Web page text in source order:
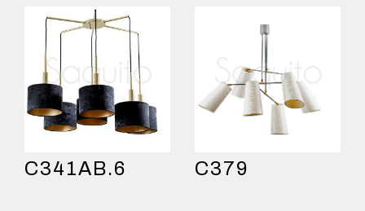
C341AB.6 C379